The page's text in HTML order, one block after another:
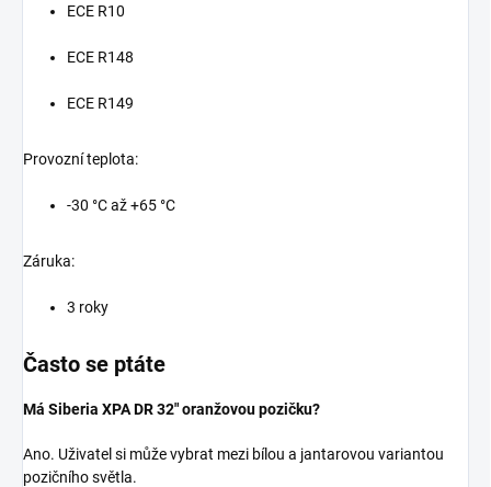
ECE R10
ECE R148
ECE R149
Provozní teplota:
-30 °C až +65 °C
Záruka:
3 roky
Často se ptáte
Má Siberia XPA DR 32" oranžovou pozičku?
Ano. Uživatel si může vybrat mezi bílou a jantarovou variantou
pozičního světla.